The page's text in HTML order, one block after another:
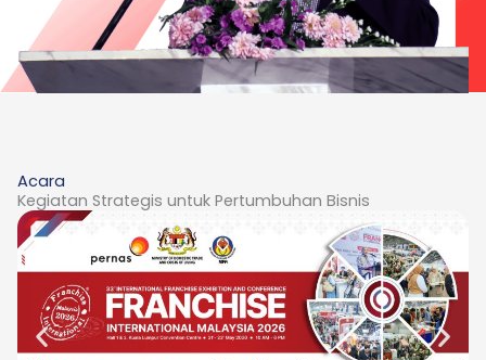
Acara
Kegiatan Strategis untuk Pertumbuhan Bisnis